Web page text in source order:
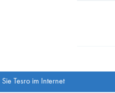
Sie Tesro im Internet